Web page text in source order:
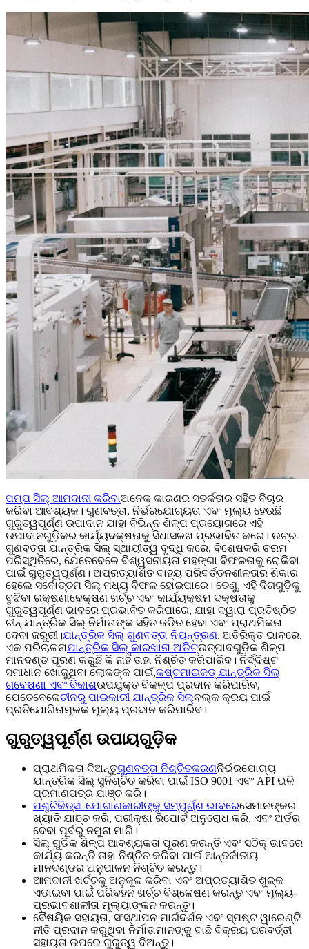
ପମ୍ପ ସିଲ୍ ଆମଦାନୀ କରିବାଅନେକ କାରଣର ସତର୍କତାର ସହିତ ବିଚାର
କରିବା ଆବଶ୍ୟକ। ଗୁଣବତ୍ତା, ନିର୍ଭରଯୋଗ୍ୟତା ଏବଂ ମୂଲ୍ୟ ହେଉଛି
ଗୁରୁତ୍ୱପୂର୍ଣ୍ଣ ଉପାଦାନ ଯାହା ବିଭିନ୍ନ ଶିଳ୍ପ ପ୍ରୟୋଗରେ ଏହି
ଉପାଦାନଗୁଡ଼ିକର କାର୍ଯ୍ୟଦକ୍ଷତାକୁ ସିଧାସଳଖ ପ୍ରଭାବିତ କରେ। ଉଚ୍ଚ-
ଗୁଣବତ୍ତା ଯାନ୍ତ୍ରିକ ସିଲ୍ ସ୍ଥାୟୀତ୍ୱ ବୃଦ୍ଧି କରେ, ବିଶେଷକରି ଚରମ
ପରିସ୍ଥିତିରେ, ଯେତେବେଳେ ବିଶ୍ୱସନୀୟତା ମହଙ୍ଗା ବିଫଳତାକୁ ରୋକିବା
ପାଇଁ ଗୁରୁତ୍ୱପୂର୍ଣ୍ଣ। ଅପ୍ରତ୍ୟାଶିତ ବାହ୍ୟ ପରିବର୍ତ୍ତନଶୀଳତାର ଶିକାର
ହେଲେ ସର୍ବୋତ୍ତମ ସିଲ୍ ମଧ୍ୟ ବିଫଳ ହୋଇପାରେ। ତେଣୁ, ଏହି ଦିଗଗୁଡ଼ିକୁ
ବୁଝିବା ରକ୍ଷଣାବେକ୍ଷଣ ଖର୍ଚ୍ଚ ଏବଂ କାର୍ଯ୍ୟକ୍ଷମ ଦକ୍ଷତାକୁ
ଗୁରୁତ୍ୱପୂର୍ଣ୍ଣ ଭାବରେ ପ୍ରଭାବିତ କରିପାରେ, ଯାହା ଦ୍ୱାରା ପ୍ରତିଷ୍ଠିତ
ଚୀନ୍ ଯାନ୍ତ୍ରିକ ସିଲ୍ ନିର୍ମାତାଙ୍କ ସହିତ ଜଡିତ ହେବା ଏବଂ ପ୍ରାଥମିକତା
ଦେବା ଜରୁରୀ।ଯାନ୍ତ୍ରିକ ସିଲ୍ ଗୁଣବତ୍ତା ନିୟନ୍ତ୍ରଣ. ଅତିରିକ୍ତ ଭାବରେ,
ଏକ ପରିଚାଳନାଯାନ୍ତ୍ରିକ ସିଲ୍ କାରଖାନା ଅଡିଟ୍ଉତ୍ପାଦଗୁଡ଼ିକ ଶିଳ୍ପ
ମାନଦଣ୍ଡ ପୂରଣ କରୁଛି କି ନାହିଁ ତାହା ନିଶ୍ଚିତ କରିପାରିବ। ନିର୍ଦ୍ଦିଷ୍ଟ
ସମାଧାନ ଖୋଜୁଥିବା ଲୋକଙ୍କ ପାଇଁ,କଷ୍ଟମାଇଜଡ୍ ଯାନ୍ତ୍ରିକ ସିଲ୍
ଗବେଷଣା ଏବଂ ବିକାଶଉପଯୁକ୍ତ ବିକଳ୍ପ ପ୍ରଦାନ କରିପାରିବ,
ଯେତେବେଳେଚୀନରୁ ପାଇକାରୀ ଯାନ୍ତ୍ରିକ ସିଲ୍ବଲ୍କ କ୍ରୟ ପାଇଁ
ପ୍ରତିଯୋଗିତାମୂଳକ ମୂଲ୍ୟ ପ୍ରଦାନ କରିପାରିବ।
ଗୁରୁତ୍ୱପୂର୍ଣ୍ଣ ଉପାୟଗୁଡ଼ିକ
ପ୍ରାଥମିକତା ଦିଅନ୍ତୁଗୁଣବତ୍ତା ନିଶ୍ଚିତକରଣନିର୍ଭରଯୋଗ୍ୟ
ଯାନ୍ତ୍ରିକ ସିଲ୍ ସୁନିଶ୍ଚିତ କରିବା ପାଇଁ ISO 9001 ଏବଂ API ଭଳି
ପ୍ରମାଣପତ୍ର ଯାଞ୍ଚ କରି।
ପଶୁଚିକିତ୍ସା ଯୋଗାଣକାରୀଙ୍କୁ ସମ୍ପୂର୍ଣ୍ଣ ଭାବରେସେମାନଙ୍କର
ଖ୍ୟାତି ଯାଞ୍ଚ କରି, ପରୀକ୍ଷା ରିପୋର୍ଟ ଅନୁରୋଧ କରି, ଏବଂ ଅର୍ଡର
ଦେବା ପୂର୍ବରୁ ନମୁନା ମାଗି।
ସିଲ୍ ଗୁଡିକ ଶିଳ୍ପ ଆବଶ୍ୟକତା ପୂରଣ କରନ୍ତି ଏବଂ ସଠିକ୍ ଭାବରେ
କାର୍ଯ୍ୟ କରନ୍ତି ତାହା ନିଶ୍ଚିତ କରିବା ପାଇଁ ଆନ୍ତର୍ଜାତୀୟ
ମାନଦଣ୍ଡର ଅନୁପାଳନ ନିଶ୍ଚିତ କରନ୍ତୁ।
ଆମଦାନୀ ଖର୍ଚ୍ଚକୁ ଅନୁକୂଳ କରିବା ଏବଂ ଅପ୍ରତ୍ୟାଶିତ ଶୁଳ୍କ
ଏଡାଇବା ପାଇଁ ପରିବହନ ଖର୍ଚ୍ଚ ବିଶ୍ଳେଷଣ କରନ୍ତୁ ଏବଂ ମୂଲ୍ୟ-
ପ୍ରଭାବଶାଳୀତା ମୂଲ୍ୟାଙ୍କନ କରନ୍ତୁ।
ବୈଷୟିକ ସହାୟତା, ସଂସ୍ଥାପନ ମାର୍ଗଦର୍ଶନ ଏବଂ ସ୍ପଷ୍ଟ ୱାରେଣ୍ଟି
ନୀତି ପ୍ରଦାନ କରୁଥିବା ନିର୍ମାତାମାନଙ୍କୁ ବାଛି ବିକ୍ରୟ ପରବର୍ତ୍ତୀ
ସହାୟତା ଉପରେ ଗୁରୁତ୍ୱ ଦିଅନ୍ତୁ।